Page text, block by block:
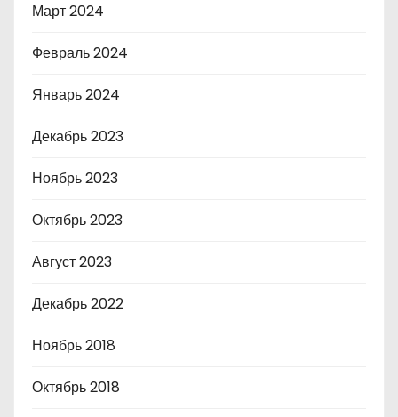
Март 2024
Февраль 2024
Январь 2024
Декабрь 2023
Ноябрь 2023
Октябрь 2023
Август 2023
Декабрь 2022
Ноябрь 2018
Октябрь 2018